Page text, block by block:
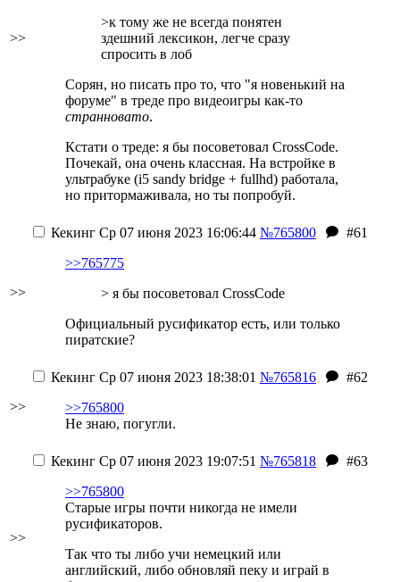
>>
>к тому же не всегда понятен
здешний лексикон, легче сразу
спросить в лоб
Сорян, но писать про то, что "я новенький на
форуме" в треде про видеоигры как-то
странновато.
Кстати о треде: я бы посоветовал CrossCode.
Почекай, она очень классная. На встройке в
ультрабуке (i5 sandy bridge + fullhd) работала,
но притормаживала, но ты попробуй.
>>
Кекинг Ср 07 июня 2023 16:06:44 №765800
#61
>>765775
> я бы посоветовал CrossCode
Официальный русификатор есть, или только
пиратские?
>>
Кекинг Ср 07 июня 2023 18:38:01 №765816
#62
>>765800
Не знаю, погугли.
>>
Кекинг Ср 07 июня 2023 19:07:51 №765818
#63
>>765800
Старые игры почти никогда не имели
русификаторов.
Так что ты либо учи немецкий или
английский, либо обновляй пеку и играй в